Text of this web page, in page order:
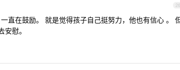
26
直在鼓励。 就是觉得孩子自己挺努力，他也有信心 。
慰。